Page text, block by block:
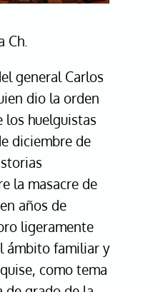
Ch.
general Carlos
dio la orden
los huelguistas
diciembre de
la masacre de
años de
ligeramente
ámbito familiar y
como tema